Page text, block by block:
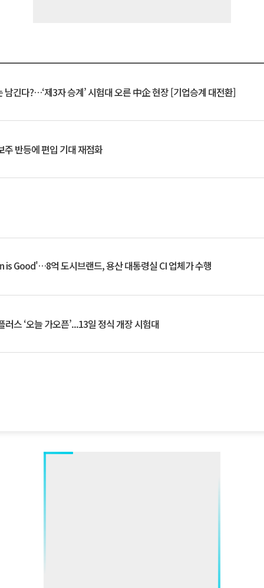
남긴다?…‘제3자 승계’ 시험대 오른 中企 현장 [기업승계 대전환]
반등에 편입 기대 재점화
is Good'…8억 도시브랜드, 용산 대통령실 CI 업체가 수행
스 ‘오늘 가오픈’...13일 정식 개장 시험대